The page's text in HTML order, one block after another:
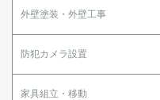
外壁塗装・外壁工事
防犯カメラ設置
家具組立・移動